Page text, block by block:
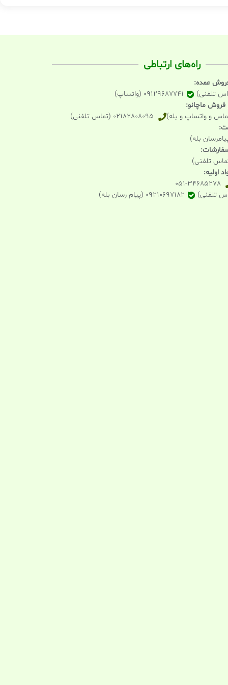
راه‌های ارتباطی
عمده:
09129687741 (واتساپ)
فروش ماچانو:
02182808095 (تماس تلفنی)
سفارشات:
اولیه:
051-34685278
09210697182 (پیام رسان بله)